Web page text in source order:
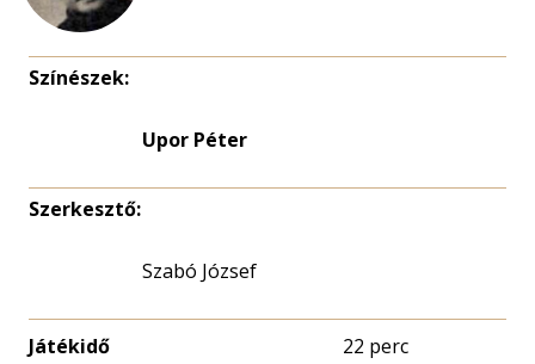
Színészek:
Upor Péter
Szerkesztő:
Szabó József
Játékidő 22 perc